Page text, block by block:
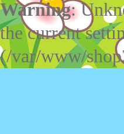
Warning:
the current
(/var/www/